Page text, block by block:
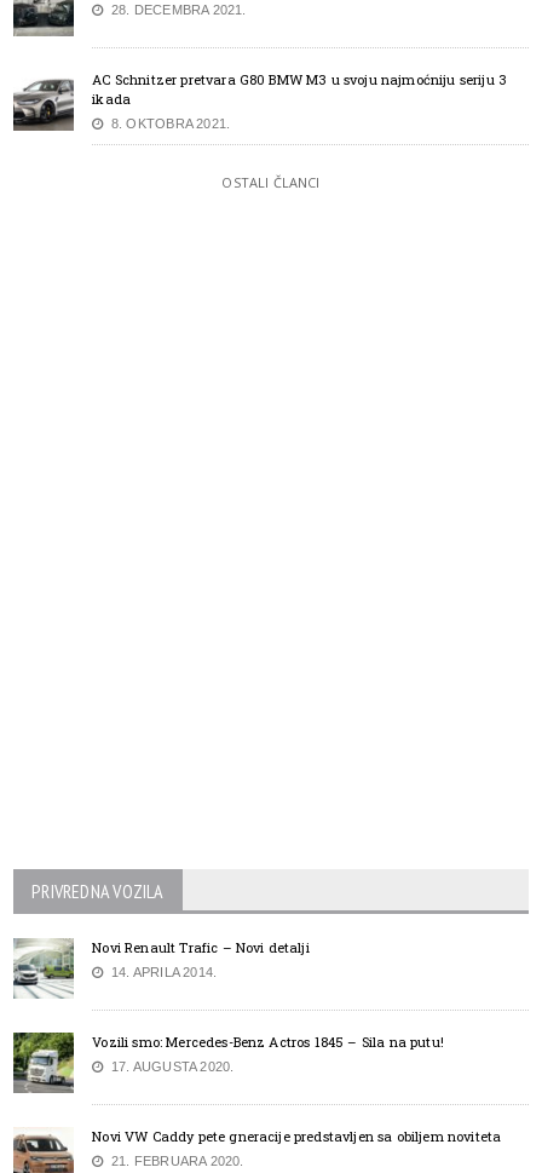
28. DECEMBRA 2021.
AC Schnitzer pretvara G80 BMW M3 u svoju najmoćniju seriju 3
ikada
8. OKTOBRA 2021.
OSTALI ČLANCI
PRIVREDNA VOZILA
Novi Renault Trafic – Novi detalji
14. APRILA 2014.
Vozili smo: Mercedes-Benz Actros 1845 – Sila na putu!
17. AUGUSTA 2020.
Novi VW Caddy pete gneracije predstavljen sa obiljem noviteta
21. FEBRUARA 2020.